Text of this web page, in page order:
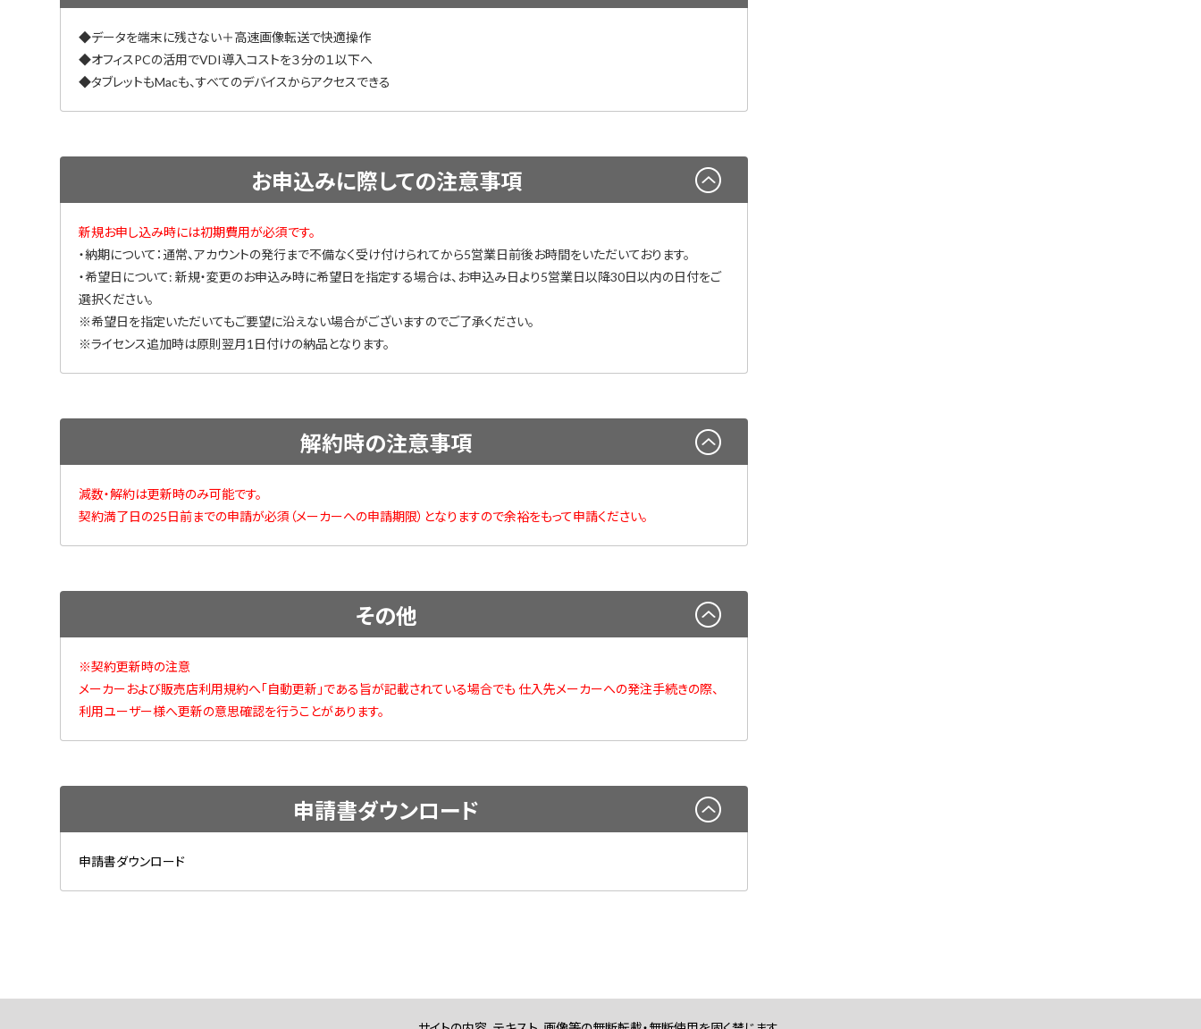
◆データを端末に残さない＋高速画像転送で快適操作
◆オフィスPCの活用でVDI導入コストを３分の１以下へ
◆タブレットもMacも、すべてのデバイスからアクセスできる
お申込みに際しての注意事項
新規お申し込み時には初期費用が必須です。
・納期について：通常、アカウントの発行まで不備なく受け付けられてから5営業日前後お時間をいただいております。
・希望日について: 新規・変更のお申込み時に希望日を指定する場合は、お申込み日より5営業日以降30日以内の日付をご
選択ください。
※希望日を指定いただいてもご要望に沿えない場合がございますのでご了承ください。
※ライセンス追加時は原則翌月1日付けの納品となります。
解約時の注意事項
減数・解約は更新時のみ可能です。
契約満了日の25日前までの申請が必須（メーカーへの申請期限）となりますので余裕をもって申請ください。
その他
※契約更新時の注意
メーカーおよび販売店利用規約へ「自動更新」である旨が記載されている場合でも 仕入先メーカーへの発注手続きの際、
利用ユーザー様へ更新の意思確認を行うことがあります。
申請書ダウンロード
申請書ダウンロード